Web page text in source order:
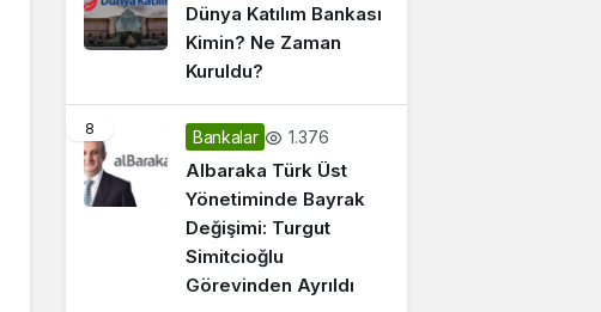
Dünya Katılım Bankası
Kimin? Ne Zaman
Kuruldu?
8 Bankalar 1.376
Albaraka Türk Üst
Yönetiminde Bayrak
Değişimi: Turgut
Simitcioğlu
Görevinden Ayrıldı